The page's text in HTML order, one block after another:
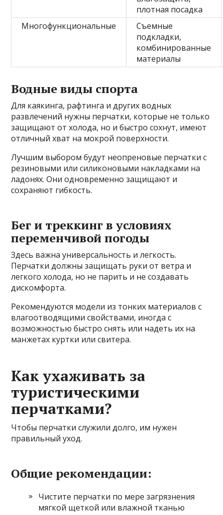
плотная посадка
Многофункциональные
Съемные
подкладки,
комбинированные
материалы
Водные виды спорта
Для каякинга, рафтинга и других водных
развлечений нужны перчатки, которые не только
защищают от холода, но и быстро сохнут, имеют
отличный хват на мокрой поверхности.
Лучшим выбором будут неопреновые перчатки с
резиновыми или силиконовыми накладками на
ладонях. Они одновременно защищают и
сохраняют гибкость.
Бег и треккинг в условиях
переменчивой погоды
Здесь важна универсальность и легкость.
Перчатки должны защищать руки от ветра и
легкого холода, но не парить и не создавать
дискомфорта.
Рекомендуются модели из тонких материалов с
влагоотводящими свойствами, иногда с
возможностью быстро снять или надеть их на
манжетах куртки или свитера.
Как ухаживать за
туристическими
перчатками?
Чтобы перчатки служили долго, им нужен
правильный уход.
Общие рекомендации:
Чистите перчатки по мере загрязнения
мягкой щеткой или влажной тканью